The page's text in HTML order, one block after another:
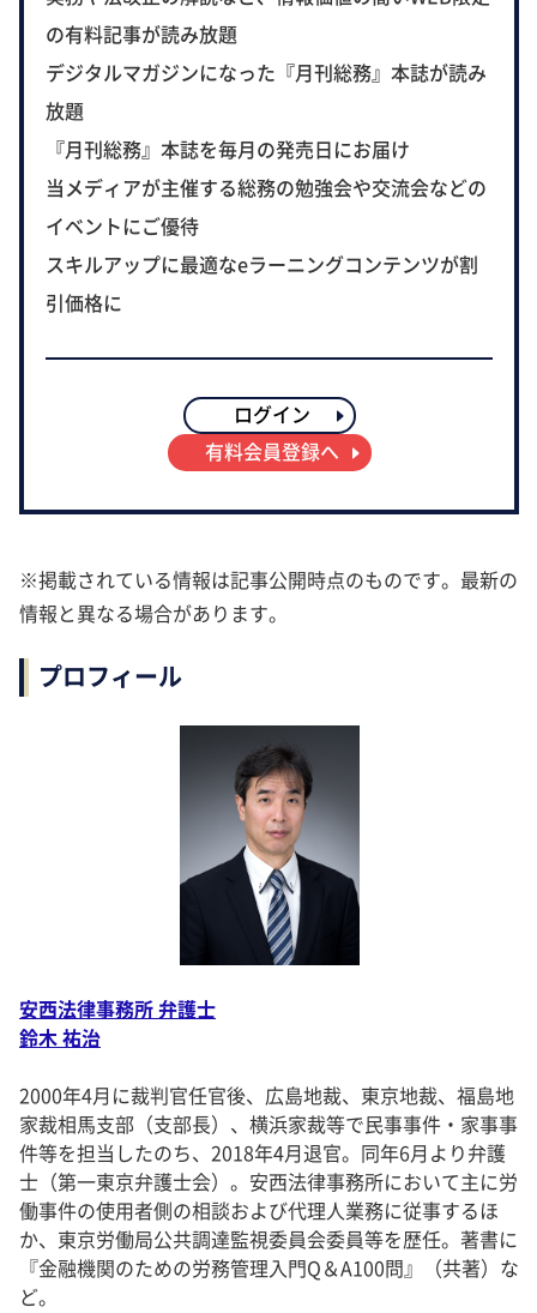
の有料記事が読み放題
デジタルマガジンになった『月刊総務』本誌が読み
放題
『月刊総務』本誌を毎月の発売日にお届け
当メディアが主催する総務の勉強会や交流会などの
イベントにご優待
スキルアップに最適なeラーニングコンテンツが割
引価格に
ログイン
有料会員登録へ
※掲載されている情報は記事公開時点のものです。最新の
情報と異なる場合があります。
プロフィール
安西法律事務所 弁護士
鈴木 祐治
2000年4月に裁判官任官後、広島地裁、東京地裁、福島地
家裁相馬支部（支部長）、横浜家裁等で民事事件・家事事
件等を担当したのち、2018年4月退官。同年6月より弁護
士（第一東京弁護士会）。安西法律事務所において主に労
働事件の使用者側の相談および代理人業務に従事するほ
か、東京労働局公共調達監視委員会委員等を歴任。著書に
『金融機関のための労務管理入門Q＆A100問』（共著）な
ど。